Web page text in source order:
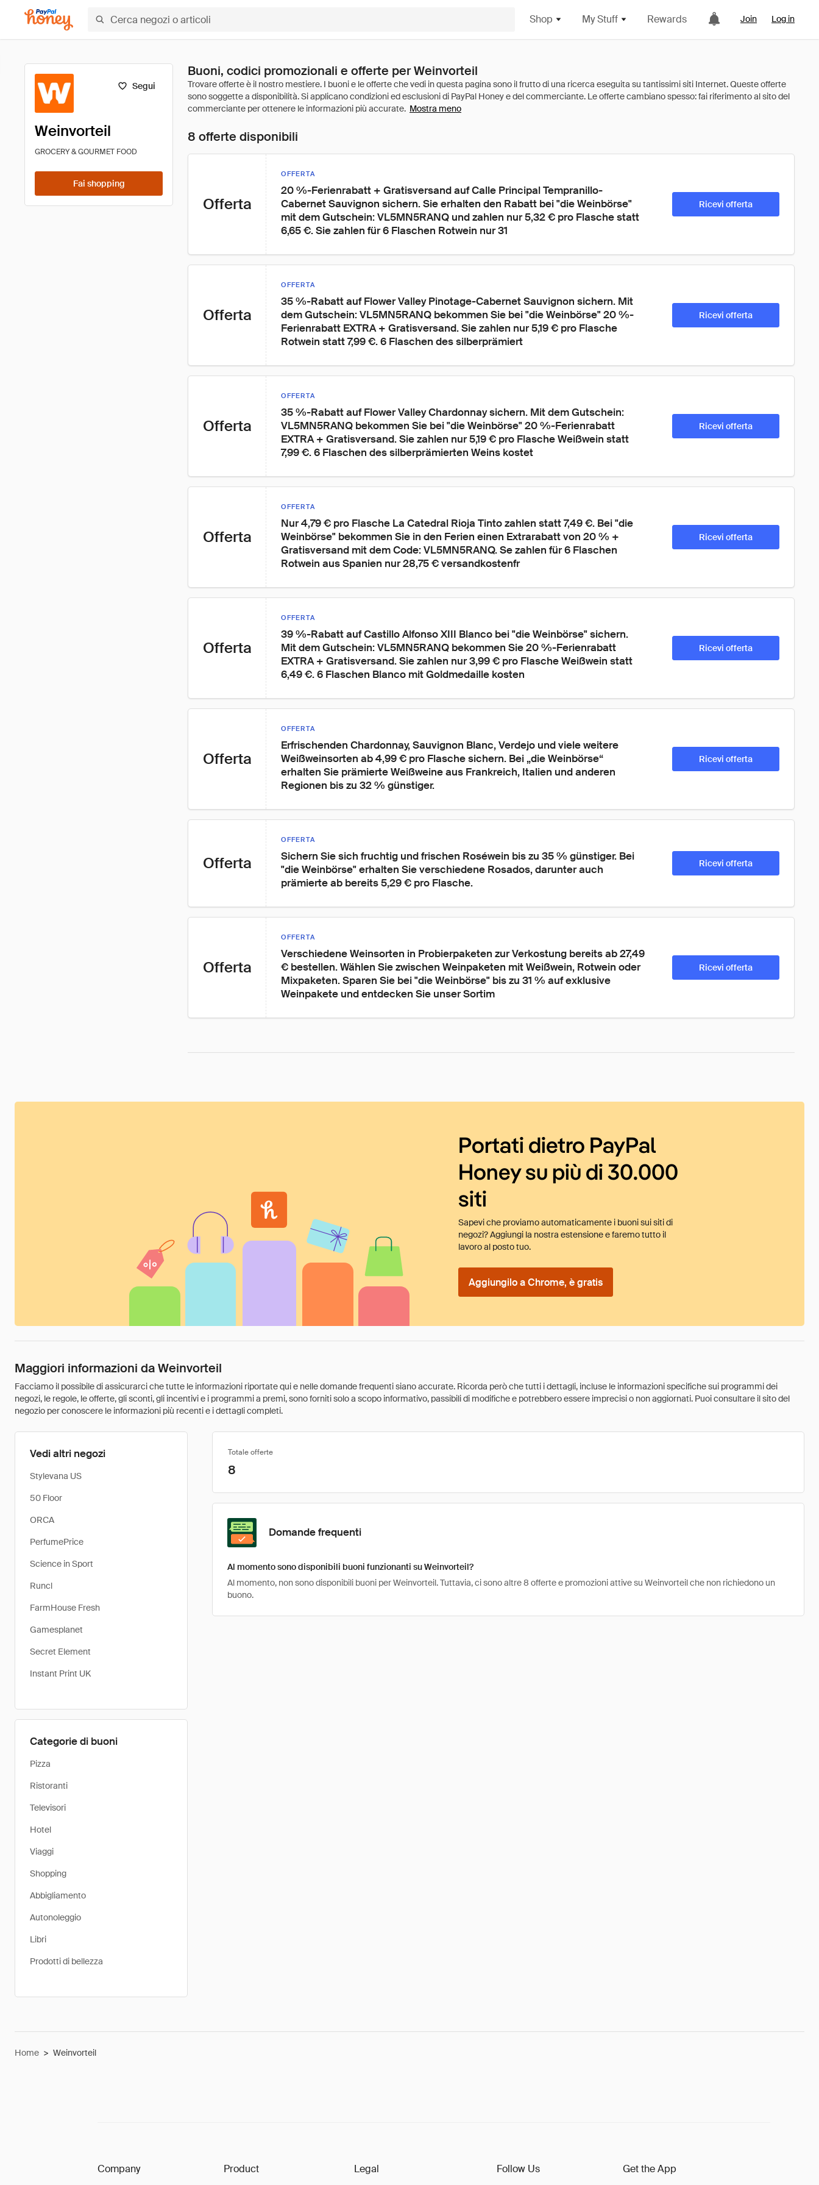
Shop My Stuff Rewards Join Log in
Segui
Weinvorteil
GROCERY & GOURMET FOOD
Fai shopping
Buoni, codici promozionali e offerte per Weinvorteil
Mostra meno
8 offerte disponibili
Offerta
OFFERTA
20 %-Ferienrabatt + Gratisversand auf Calle Principal Tempranillo-
Cabernet Sauvignon sichern. Sie erhalten den Rabatt bei "die Weinbörse"
mit dem Gutschein: VL5MN5RANQ und zahlen nur 5,32 € pro Flasche statt
6,65 €. Sie zahlen für 6 Flaschen Rotwein nur 31
Ricevi offerta
Offerta
OFFERTA
35 %-Rabatt auf Flower Valley Pinotage-Cabernet Sauvignon sichern. Mit
dem Gutschein: VL5MN5RANQ bekommen Sie bei "die Weinbörse" 20 %-
Ferienrabatt EXTRA + Gratisversand. Sie zahlen nur 5,19 € pro Flasche
Rotwein statt 7,99 €. 6 Flaschen des silberprämiert
Ricevi offerta
Offerta
OFFERTA
35 %-Rabatt auf Flower Valley Chardonnay sichern. Mit dem Gutschein:
VL5MN5RANQ bekommen Sie bei "die Weinbörse" 20 %-Ferienrabatt
EXTRA + Gratisversand. Sie zahlen nur 5,19 € pro Flasche Weißwein statt
7,99 €. 6 Flaschen des silberprämierten Weins kostet
Ricevi offerta
Offerta
OFFERTA
Nur 4,79 € pro Flasche La Catedral Rioja Tinto zahlen statt 7,49 €. Bei "die
Weinbörse" bekommen Sie in den Ferien einen Extrarabatt von 20 % +
Gratisversand mit dem Code: VL5MN5RANQ. Se zahlen für 6 Flaschen
Rotwein aus Spanien nur 28,75 € versandkostenfr
Ricevi offerta
Offerta
OFFERTA
39 %-Rabatt auf Castillo Alfonso XIII Blanco bei "die Weinbörse" sichern.
Mit dem Gutschein: VL5MN5RANQ bekommen Sie 20 %-Ferienrabatt
EXTRA + Gratisversand. Sie zahlen nur 3,99 € pro Flasche Weißwein statt
6,49 €. 6 Flaschen Blanco mit Goldmedaille kosten
Ricevi offerta
Offerta
OFFERTA
Erfrischenden Chardonnay, Sauvignon Blanc, Verdejo und viele weitere
Weißweinsorten ab 4,99 € pro Flasche sichern. Bei „die Weinbörse“
erhalten Sie prämierte Weißweine aus Frankreich, Italien und anderen
Regionen bis zu 32 % günstiger.
Ricevi offerta
Offerta
OFFERTA
Sichern Sie sich fruchtig und frischen Roséwein bis zu 35 % günstiger. Bei
"die Weinbörse" erhalten Sie verschiedene Rosados, darunter auch
prämierte ab bereits 5,29 € pro Flasche.
Ricevi offerta
Offerta
OFFERTA
Verschiedene Weinsorten in Probierpaketen zur Verkostung bereits ab 27,49
€ bestellen. Wählen Sie zwischen Weinpaketen mit Weißwein, Rotwein oder
Mixpaketen. Sparen Sie bei "die Weinbörse" bis zu 31 % auf exklusive
Weinpakete und entdecken Sie unser Sortim
Ricevi offerta
Portati dietro PayPal
Honey su più di 30.000
siti
Sapevi che proviamo automaticamente i buoni sui siti di
negozi? Aggiungi la nostra estensione e faremo tutto il
lavoro al posto tuo.
Aggiungilo a Chrome, è gratis
Maggiori informazioni da Weinvorteil
Facciamo il possibile di assicurarci che tutte le informazioni riportate qui e nelle domande frequenti siano accurate. Ricorda però che tutti i dettagli, incluse le informazioni specifiche sui programmi dei
negozi, le regole, le offerte, gli sconti, gli incentivi e i programmi a premi, sono forniti solo a scopo informativo, passibili di modifiche e potrebbero essere imprecisi o non aggiornati. Puoi consultare il sito del
negozio per conoscere le informazioni più recenti e i dettagli completi.
Vedi altri negozi
Stylevana US
50 Floor
ORCA
PerfumePrice
Science in Sport
Runcl
FarmHouse Fresh
Gamesplanet
Secret Element
Instant Print UK
Categorie di buoni
Pizza
Ristoranti
Televisori
Hotel
Viaggi
Shopping
Abbigliamento
Autonoleggio
Libri
Prodotti di bellezza
Totale offerte
8
Domande frequenti
Al momento sono disponibili buoni funzionanti su Weinvorteil?
Al momento, non sono disponibili buoni per Weinvorteil. Tuttavia, ci sono altre 8 offerte e promozioni attive su Weinvorteil che non richiedono un
buono.
Home > Weinvorteil
Company Product Legal Follow Us Get the App